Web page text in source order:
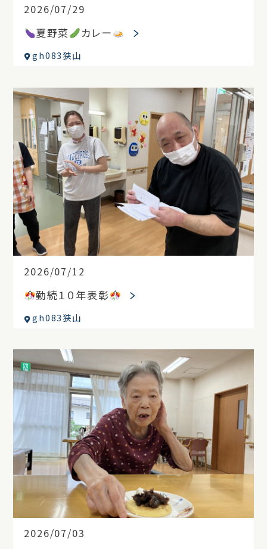
2026/07/29
夏野菜 カレー
gh083狭山
2026/07/12
勤続１０年表彰
gh083狭山
2026/07/03